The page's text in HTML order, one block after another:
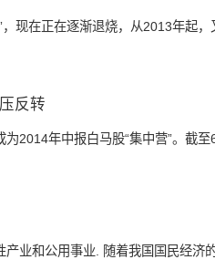
现在正在逐渐退烧，从2013年起，
反转
2014年中报白马股“集中营”。截
业和公用事业. 随着我国国民经济